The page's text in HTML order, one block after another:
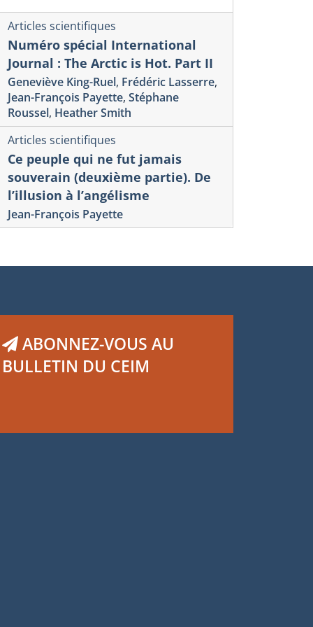
Articles scientifiques
Numéro spécial International
Journal : The Arctic is Hot. Part II
Geneviève King-Ruel, Frédéric Lasserre,
Jean-François Payette, Stéphane
Roussel, Heather Smith
Articles scientifiques
Ce peuple qui ne fut jamais
souverain (deuxième partie). De
l’illusion à l’angélisme
Jean-François Payette
ABONNEZ-VOUS AU
BULLETIN DU CEIM